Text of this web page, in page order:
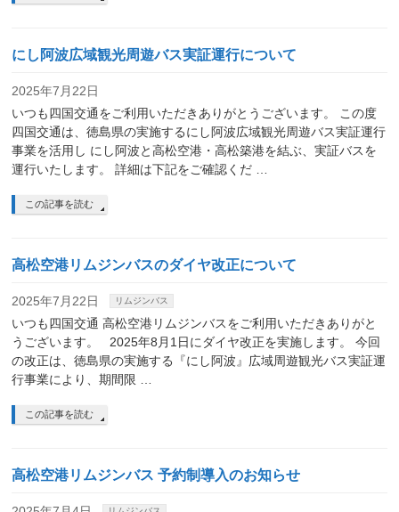
にし阿波広域観光周遊バス実証運行について
2025年7月22日
いつも四国交通をご利用いただきありがとうございます。 この度
四国交通は、徳島県の実施するにし阿波広域観光周遊バス実証運行
事業を活用し にし阿波と高松空港・高松築港を結ぶ、実証バスを
運行いたします。 詳細は下記をご確認くだ …
この記事を読む
高松空港リムジンバスのダイヤ改正について
2025年7月22日 リムジンバス
いつも四国交通 高松空港リムジンバスをご利用いただきありがと
うございます。 2025年8月1日にダイヤ改正を実施します。 今回
の改正は、徳島県の実施する『にし阿波』広域周遊観光バス実証運
行事業により、期間限 …
この記事を読む
高松空港リムジンバス 予約制導入のお知らせ